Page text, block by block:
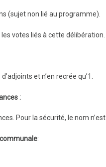
(sujet non lié au programme).
votes liés à cette délibération.
et n’en recrée qu’1.
:
Pour la sécurité, le nom
: